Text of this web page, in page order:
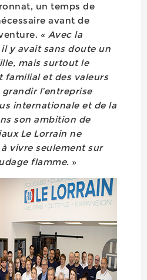
un temps de
avant de
« Avec la
y avait sans doute un
mais surtout le
familial et des valeurs
l’entreprise
internationale et de la
son ambition de
Le Lorrain ne
vivre seulement sur
flamme. »